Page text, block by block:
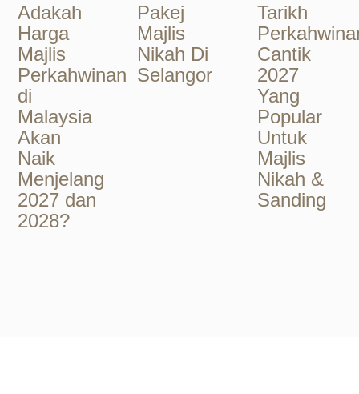
Adakah
Harga
Majlis
Perkahwinan
di
Malaysia
Akan
Naik
Menjelang
2027 dan
2028?
Pakej
Majlis
Nikah Di
Selangor
Tarikh
Cantik
2027
Yang
Popular
Untuk
Majlis
Nikah &
Sanding